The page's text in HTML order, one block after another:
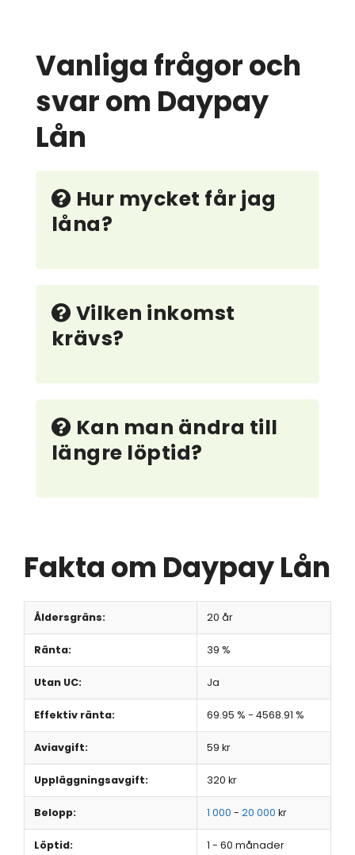
Vanliga frågor och
svar om Daypay
Lån
Hur mycket får jag
låna?
Vilken inkomst
krävs?
Kan man ändra till
längre löptid?
Fakta om Daypay Lån
Åldersgräns: 20 år
Ränta: 39 %
Utan UC: Ja
Effektiv ränta: 69.95 % - 4568.91 %
Aviavgift: 59 kr
Uppläggningsavgift: 320 kr
Belopp: 1 000 - 20 000 kr
Löptid: 1 - 60 månader